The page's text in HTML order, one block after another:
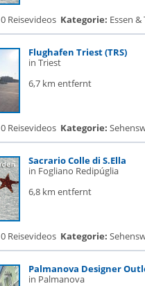
0 Reisevideos Kategorie: Essen
Flughafen Triest (TRS)
in Triest
6,7 km entfernt
0 Reisevideos Kategorie:
Sacrario Colle di S.Ella
in Fogliano Redipúglia
6,8 km entfernt
0 Reisevideos Kategorie:
Palmanova Designer
in Palmanova